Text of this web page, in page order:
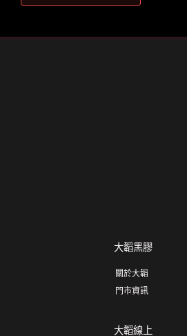
大韜黑膠
關於大韜
門市資訊
大韜線上